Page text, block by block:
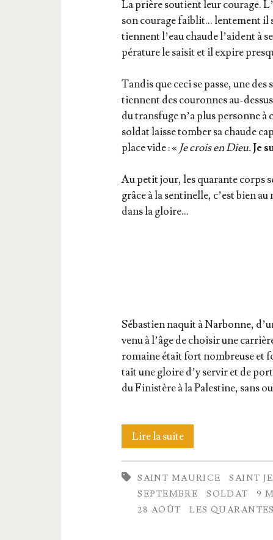
La prière sou­tient leur cou­rage.
son cou­rage fai­blit… len­te­ment il
tiennent l’eau chaude l’aident à
pé­ra­ture le sai­sit et il expire
Tan­dis que ceci se passe, une
tiennent des cou­ronnes au-
du trans­fuge n’a plus per­sonne
sol­dat laisse tom­ber sa chaude
place vide : « Je crois en Dieu.Je
Au petit jour, les qua­rante corps
grâce à la sen­ti­nelle, c’est bien
dans la gloire…
Sébas­tien naquit à Nar­bonne,
ve­nu à l’âge de choi­sir une
romaine était fort nom­breuse et
tait une gloire d’y ser­vir et de
du Finis­tère à la Pales­tine, sans
Lire la suiteQuelques
saints
sol­
dats
SAINT MAURICE SAINT
SEPTEMBRE
SOLDAT 9
28 AOÛT
LES